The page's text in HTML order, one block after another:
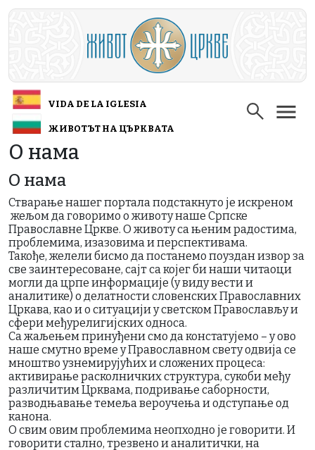
Skip to main content
VIDA DE LA IGLESIA
ЖИВОТЪТ НА ЦЪРКВАТА
О нама
О нама
Стварање нашег портала подстакнуто је искреном
жељом да говоримо о животу наше Српске
Православне Цркве. О животу са њеним радостима,
проблемима, изазовима и перспективама.
Такође, желели бисмо да постанемо поуздан извор за
све заинтересоване, сајт са којег би наши читаоци
могли да црпе информације (у виду вести и
аналитике) о делатности словенских Православних
Цркава, као и о ситуацији у светском Православљу и
сфери међурелигијских односа.
Са жаљењем принуђени смо да констатујемо – у ово
наше смутно време у Православном свету одвија се
мноштво узнемирујућих и сложених процеса:
активирање расколничких структура, сукоби међу
различитим Црквама, подривање саборности,
разводњавање темеља вероучења и одступање од
канона.
О свим овим проблемима неопходно је говорити. И
говорити стално, трезвено и аналитички, на